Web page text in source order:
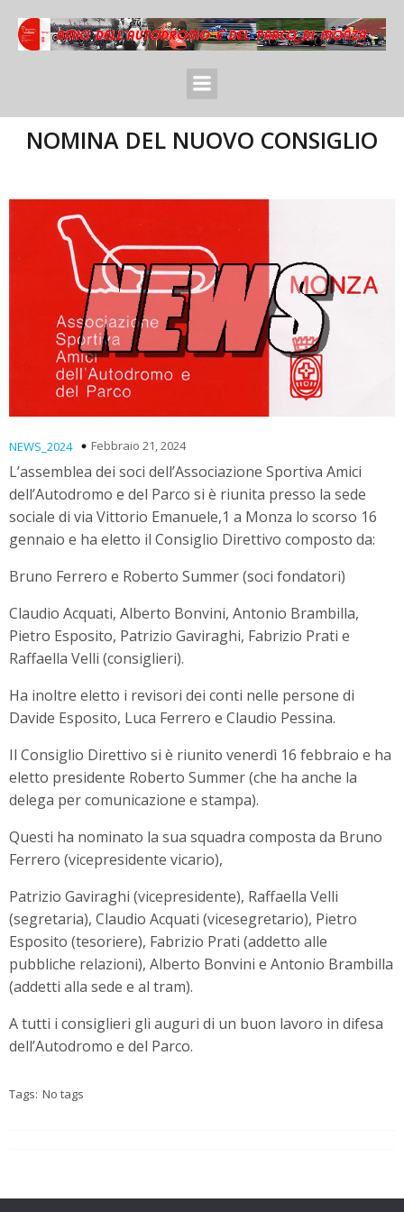
NOMINA DEL NUOVO CONSIGLIO
NEWS_2024 Febbraio 21, 2024
L’assemblea dei soci dell’Associazione Sportiva Amici
dell’Autodromo e del Parco si è riunita presso la sede
sociale di via Vittorio Emanuele,1 a Monza lo scorso 16
gennaio e ha eletto il Consiglio Direttivo composto da:
Bruno Ferrero e Roberto Summer (soci fondatori)
Claudio Acquati, Alberto Bonvini, Antonio Brambilla,
Pietro Esposito, Patrizio Gaviraghi, Fabrizio Prati e
Raffaella Velli (consiglieri).
Ha inoltre eletto i revisori dei conti nelle persone di
Davide Esposito, Luca Ferrero e Claudio Pessina.
Il Consiglio Direttivo si è riunito venerdì 16 febbraio e ha
eletto presidente Roberto Summer (che ha anche la
delega per comunicazione e stampa).
Questi ha nominato la sua squadra composta da Bruno
Ferrero (vicepresidente vicario),
Patrizio Gaviraghi (vicepresidente), Raffaella Velli
(segretaria), Claudio Acquati (vicesegretario), Pietro
Esposito (tesoriere), Fabrizio Prati (addetto alle
pubbliche relazioni), Alberto Bonvini e Antonio Brambilla
(addetti alla sede e al tram).
A tutti i consiglieri gli auguri di un buon lavoro in difesa
dell’Autodromo e del Parco.
Tags: No tags